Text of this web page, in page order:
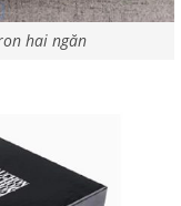
hai ngăn